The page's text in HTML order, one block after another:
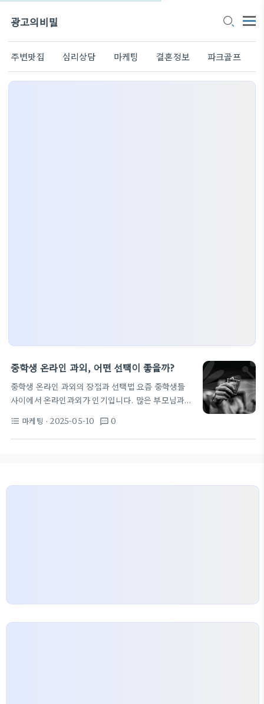
광고의비밀
주변맛집 심리상담 마케팅 결혼정보 파크골프
중학생 온라인 과외, 어떤 선택이 좋을까?
중학생 온라인 과외의 장점과 선택법 요즘 중학생들
사이에서 온라인과외가 인기입니다. 많은 부모님과
운 수업 진행을 대체할 수 있는 방법을 찾고 있죠. 간
편하게 수업을 들을 수 있는 이점 덕분에, 과외의 수요
format_list_bulleted 마케팅 · 2025-05-10 textsms 0